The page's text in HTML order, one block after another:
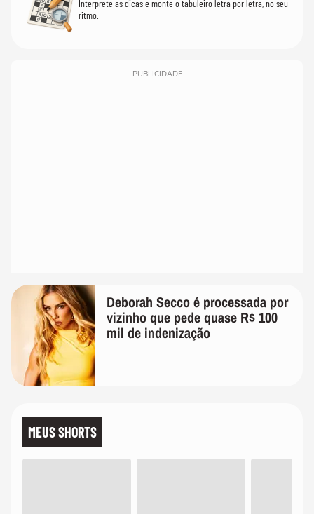
Interprete as dicas e monte o tabuleiro letra por letra, no seu
ritmo.
PUBLICIDADE
Deborah Secco é processada por
vizinho que pede quase R$ 100
mil de indenização
MEUS SHORTS